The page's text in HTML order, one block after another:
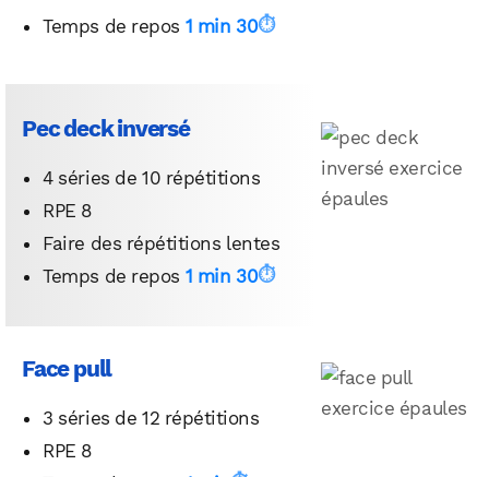
Temps de repos 1 min 30
Pec deck inversé
4 séries de 10 répétitions
RPE 8
Faire des répétitions lentes
Temps de repos 1 min 30
Face pull
3 séries de 12 répétitions
RPE 8